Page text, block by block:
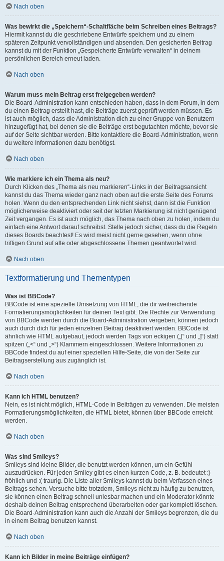
Nach oben
Was bewirkt die „Speichern“-Schaltfläche beim Schreiben eines Beitrags?
Hiermit kannst du die geschriebene Entwürfe speichern und zu einem
späteren Zeitpunkt vervollständigen und absenden. Den gesicherten Beitrag
kannst du mit der Funktion „Gespeicherte Entwürfe verwalten“ in deinem
persönlichen Bereich erneut laden.
Nach oben
Warum muss mein Beitrag erst freigegeben werden?
Die Board-Administration kann entschieden haben, dass in dem Forum, in dem
du einen Beitrag erstellt hast, die Beiträge zuerst geprüft werden müssen. Es
ist auch möglich, dass die Administration dich zu einer Gruppe von Benutzern
hinzugefügt hat, bei denen sie die Beiträge erst begutachten möchte, bevor sie
auf der Seite sichtbar werden. Bitte kontaktiere die Board-Administration, wenn
du weitere Informationen dazu benötigst.
Nach oben
Wie markiere ich ein Thema als neu?
Durch Klicken des „Thema als neu markieren“-Links in der Beitragsansicht
kannst du das Thema wieder ganz nach oben auf die erste Seite des Forums
holen. Wenn du den entsprechenden Link nicht siehst, dann ist die Funktion
möglicherweise deaktiviert oder seit der letzten Markierung ist nicht genügend
Zeit vergangen. Es ist auch möglich, das Thema nach oben zu holen, indem du
einfach eine Antwort darauf schreibst. Stelle jedoch sicher, dass du die Regeln
dieses Boards beachtest! Es wird meist nicht gerne gesehen, wenn ohne
triftigen Grund auf alte oder abgeschlossene Themen geantwortet wird.
Nach oben
Textformatierung und Thementypen
Was ist BBCode?
BBCode ist eine spezielle Umsetzung von HTML, die dir weitreichende
Formatierungsmöglichkeiten für deinen Text gibt. Die Rechte zur Verwendung
von BBCode werden durch die Board-Administration vergeben, können jedoch
auch durch dich für jeden einzelnen Beitrag deaktiviert werden. BBCode ist
ähnlich wie HTML aufgebaut, jedoch werden Tags von eckigen („[“ und „]“) statt
spitzen („<“ und „>“) Klammern eingeschlossen. Weitere Informationen zu
BBCode findest du auf einer speziellen Hilfe-Seite, die von der Seite zur
Beitragserstellung aus zugänglich ist.
Nach oben
Kann ich HTML benutzen?
Nein, es ist nicht möglich, HTML-Code in Beiträgen zu verwenden. Die meisten
Formatierungsmöglichkeiten, die HTML bietet, können über BBCode erreicht
werden.
Nach oben
Was sind Smileys?
Smileys sind kleine Bilder, die benutzt werden können, um ein Gefühl
auszudrücken. Für jeden Smiley gibt es einen kurzen Code, z. B. bedeutet :)
fröhlich und :( traurig. Die Liste aller Smileys kannst du beim Verfassen eines
Beitrags sehen. Versuche bitte trotzdem, Smileys nicht zu häufig zu benutzen,
sie können einen Beitrag schnell unlesbar machen und ein Moderator könnte
deshalb deinen Beitrag entsprechend überarbeiten oder gar komplett löschen.
Die Board-Administration kann auch die Anzahl der Smileys begrenzen, die du
in einem Beitrag benutzen kannst.
Nach oben
Kann ich Bilder in meine Beiträge einfügen?